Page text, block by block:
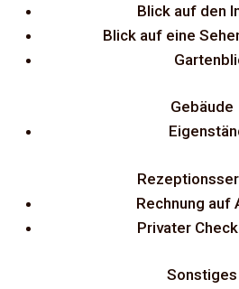
Blick auf den
Blick auf eine
Gebäude
Rechnung auf
Privater
Sonstiges